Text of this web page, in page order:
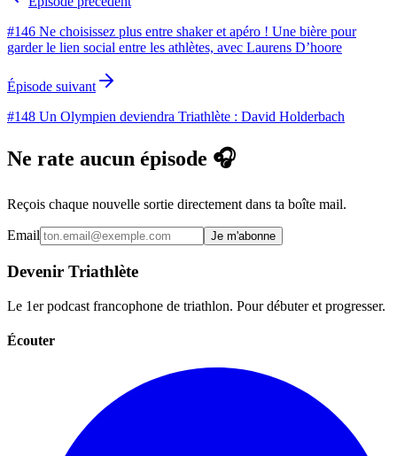
#146 Ne choisissez plus entre shaker et apéro ! Une bière pour
garder le lien social entre les athlètes, avec Laurens D’hoore
Épisode suivant
#148 Un Olympien deviendra Triathlète : David Holderbach
Ne rate aucun épisode 🎧
Reçois chaque nouvelle sortie directement dans ta boîte mail.
Email Je m'abonne
Devenir Triathlète
Le 1er podcast francophone de triathlon. Pour débuter et progresser.
Écouter